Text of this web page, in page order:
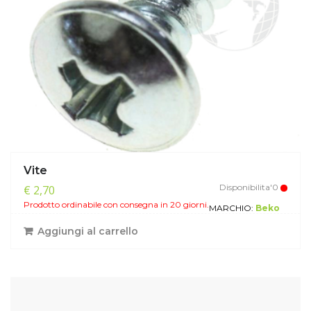
Vite
€ 2,70
Disponibilita'0
Prodotto ordinabile con consegna in 20 giorni.MARCHIO: Beko
Aggiungi al carrello